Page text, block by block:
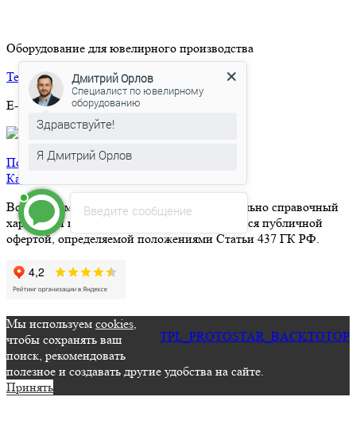
Оборудование для ювелирного производства
Тел: +7-910-929-33-17
E-mail:epjequipment@mail.ru
Политика конфиденциальности
Карта сайта
Вся информация на сайте носит исключительно справочный
характер и ни при каких условиях не является публичной
офертой, определяемой положениями Статьи 437 ГК РФ.
TPL_PROTOSTAR_BACKTOTOP
Мы используем cookies,
чтобы сохранять ваш
поиск, рекомендовать
полезное и создавать другие удобства на сайте.
Принять
Введите сообщение
Дмитрий Орлов
Специалист по ювелирному
оборудованию
Здравствуйте!
Я Дмитрий Орлов